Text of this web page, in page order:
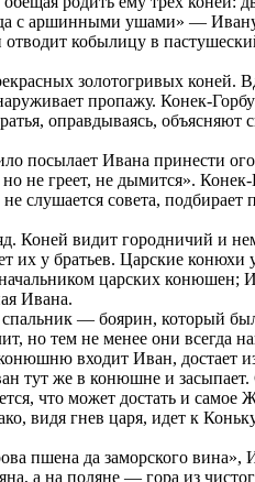
с аршинными ушами» —
кобылицу в
золотогривых
пропажу. Конек-
оправдываясь,
посылает Ивана принести
не греет, не дымится».
слушается совета,
Коней видит городничий и
их у братьев. Царские
царских конюшен;
Ивана.
— боярин, который
но тем не менее они
входит Иван, достает
тут же в конюшне и
что может достать и
видя гнев царя, идет к
пшена да заморского
а на поляне — гора из